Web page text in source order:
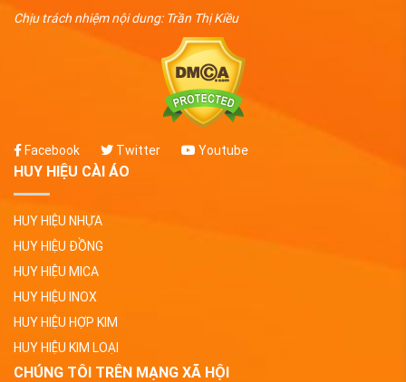
Chịu trách nhiệm nội dung: Trần Thị Kiều
Facebook Twitter Youtube
HUY HIỆU CÀI ÁO
HUY HIỆU NHỰA
HUY HIỆU ĐỒNG
HUY HIỆU MICA
HUY HIỆU INOX
HUY HIỆU HỢP KIM
HUY HIỆU KIM LOẠI
CHÚNG TÔI TRÊN MẠNG XÃ HỘI